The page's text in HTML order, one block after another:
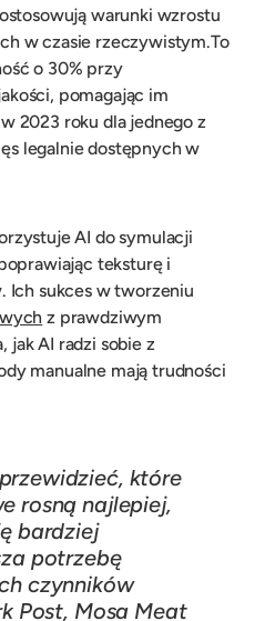
warunki wzrostu
w czasie rzeczywistym.To
o 30% przy
pomagając im
2023 roku dla jednego z
legalnie dostępnych w
AI do symulacji
teksturę i
Ich sukces w tworzeniu
z prawdziwym
jak AI radzi sobie z
manualne mają trudności
które
rosną najlepiej,
bardziej
potrzebę
czynników
Post, Mosa Meat